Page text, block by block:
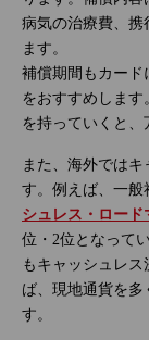
病気の治療費、携
ます。
補償期間もカード
をおすすめします
を持っていくと、
また、海外では
す。例えば、一般
シュレス・ロード
位・2位となって
もキャッシュレ
ば、現地通貨を多
す。